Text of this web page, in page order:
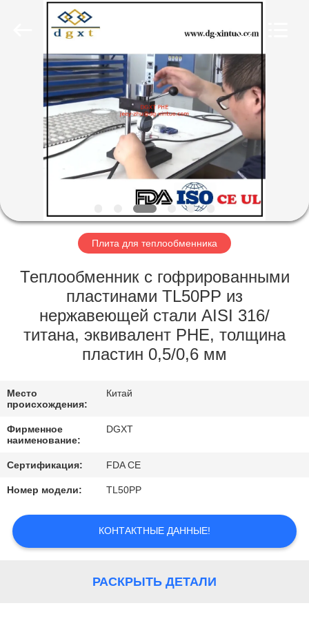
ГЛАВНАЯ
СТРАНИЦА
ПРОДУКЦИЯ
КОМПАНИИ
ФАБРИКА
КОНТРОЛЬ
КАЧЕСТВА
ДАННЫЕ
ОТПРАВИТЬ
ЗАПРОС
КАРТА
САЙТА
Плита для теплообменника
Теплообменник с гофрированными
пластинами TL50PP из
нержавеющей стали AISI 316/
титана, эквивалент PHE, толщина
пластин 0,5/0,6 мм
Место
происхождения:
Китай
Фирменное
наименование:
DGXT
Сертификация: FDA CE
Номер модели: TL50PP
КОНТАКТНЫЕ ДАННЫЕ!
РАСКРЫТЬ ДЕТАЛИ